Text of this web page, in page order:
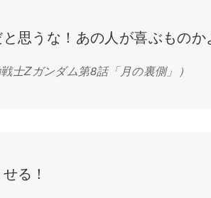
思うな！あの人が喜ぶものか
戦士Zガンダム第8話「月の裏側」）
る！